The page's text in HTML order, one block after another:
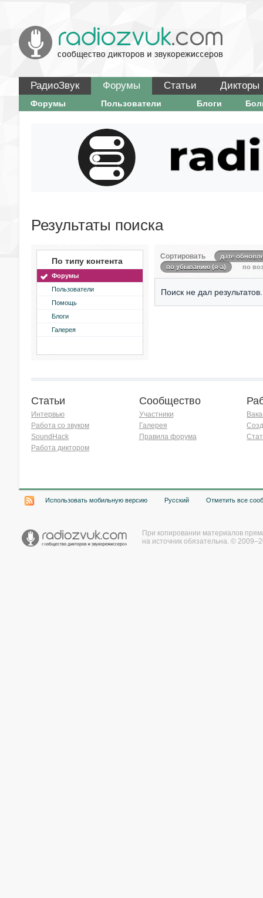
РадиоЗвук Форумы Статьи Дикторы
Форумы Пользователи Блоги
Результаты поиска
По типу контента
Форумы
Пользователи
Помощь
Блоги
Галерея
Сортировать
дате
по убыванию (я-а)
по
Поиск не дал результатов.
Статьи
Интервью
Работа со звуком
SoundHack
Работа диктором
Сообщество
Участники
Галерея
Правила форума
Использовать мобильную версию Русский Отметить все
При копировании материалов
на источник обязательна. ©